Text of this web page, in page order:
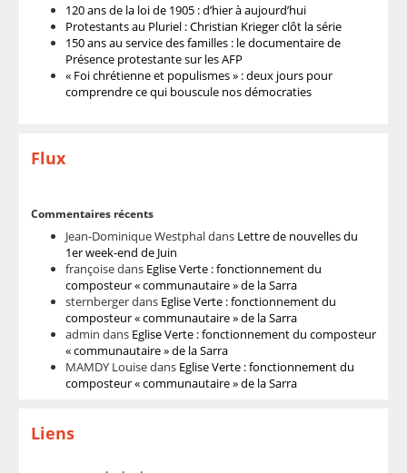
120 ans de la loi de 1905 : d’hier à aujourd’hui
Protestants au Pluriel : Christian Krieger clôt la série
150 ans au service des familles : le documentaire de
Présence protestante sur les AFP
« Foi chrétienne et populismes » : deux jours pour
comprendre ce qui bouscule nos démocraties
Flux
Commentaires récents
Jean-Dominique Westphaldans Lettre de nouvelles du
1er week-end de Juin
françoisedans Eglise Verte : fonctionnement du
composteur « communautaire » de la Sarra
sternbergerdans Eglise Verte : fonctionnement du
composteur « communautaire » de la Sarra
admin dans Eglise Verte : fonctionnement du composteur
« communautaire » de la Sarra
MAMDY Louisedans Eglise Verte : fonctionnement du
composteur « communautaire » de la Sarra
Liens